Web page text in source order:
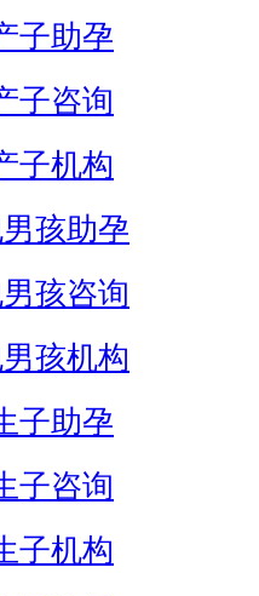
子助孕
子咨询
子机构
孩助孕
孩咨询
孩机构
子助孕
子咨询
子机构